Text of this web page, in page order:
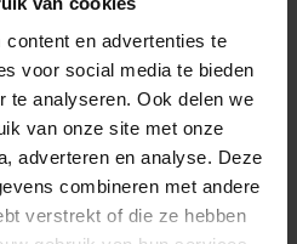
en advertenties te
voor social media te bieden
te analyseren. Ook delen we
van onze site met onze
adverteren en analyse. Deze
combineren met andere
verstrekt of die ze hebben
wisselende gerechten of
alsaanvulling op de